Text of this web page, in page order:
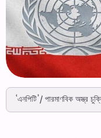
‘এনপিটি’/ পারমাণবিক অস্ত্র